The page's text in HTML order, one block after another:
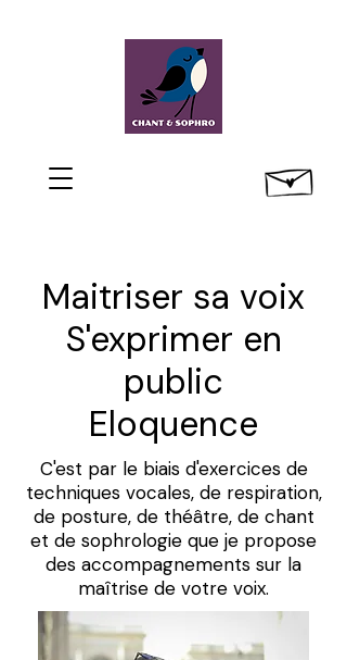
Maitriser sa voix
S'exprimer en
public
Eloquence
C'est par le biais d'exercices de
techniques vocales, de respiration,
de posture, de théâtre, de chant
et de sophrologie que je propose
des accompagnements sur la
maîtrise de votre voix.